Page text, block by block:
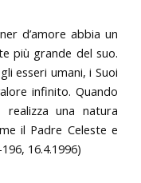
d’amore abbia un
più grande del suo.
esseri umani, i Suoi
infinito. Quando
realizza una natura
il Padre Celeste e
16.4.1996)